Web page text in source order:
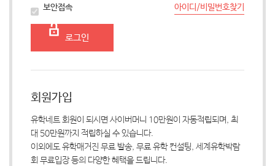
보안접속 아이디/비밀번호찾기
로그인
회원가입
유학네트 회원이 되시면 사이버머니 10만원이 자동적립되며, 최
대 50만원까지 적립하실 수 있습니다.
이외에도 유학매거진 무료 발송, 무료 유학 컨설팅, 세계유학박람
회 무료입장 등의 다양한 혜택을 드립니다.